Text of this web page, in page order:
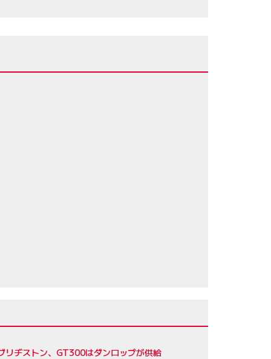
ヂストン、GT300はダンロップが供給